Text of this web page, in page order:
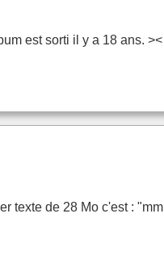
est sorti il y a 18 ans. ><
texte de 28 Mo c'est :